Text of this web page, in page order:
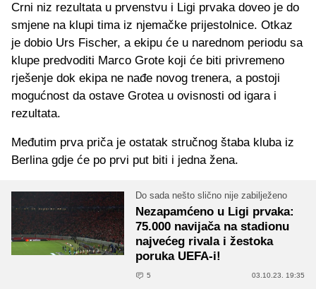
Crni niz rezultata u prvenstvu i Ligi prvaka doveo je do
smjene na klupi tima iz njemačke prijestolnice. Otkaz
je dobio Urs Fischer, a ekipu će u narednom periodu sa
klupe predvoditi Marco Grote koji će biti privremeno
rješenje dok ekipa ne nađe novog trenera, a postoji
mogućnost da ostave Grotea u ovisnosti od igara i
rezultata.
Međutim prva priča je ostatak stručnog štaba kluba iz
Berlina gdje će po prvi put biti i jedna žena.
Do sada nešto slično nije zabilježeno
Nezapamćeno u Ligi prvaka:
75.000 navijača na stadionu
najvećeg rivala i žestoka
poruka UEFA-i!
5 03.10.23. 19:35